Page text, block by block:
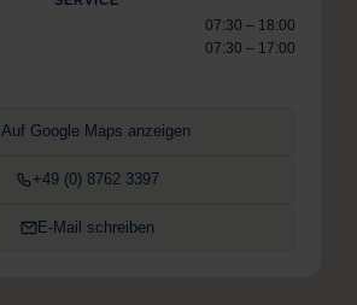
07:30 – 18:00
07:30 – 17:00
Auf Google Maps anzeigen
+49 (0) 8762 3397
E-Mail schreiben